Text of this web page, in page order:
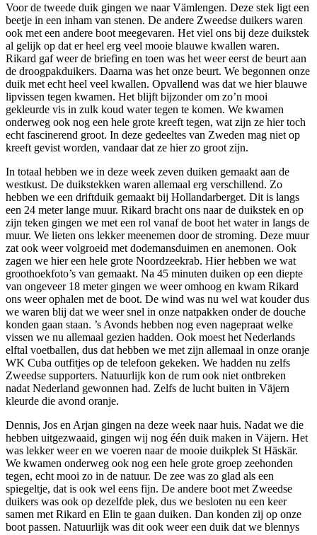
Voor de tweede duik gingen we naar Vämlengen. Deze stek ligt een
beetje in een inham van stenen. De andere Zweedse duikers waren
ook met een andere boot meegevaren. Het viel ons bij deze duikstek
al gelijk op dat er heel erg veel mooie blauwe kwallen waren.
Rikard gaf weer de briefing en toen was het weer eerst de beurt aan
de droogpakduikers. Daarna was het onze beurt. We begonnen onze
duik met echt heel veel kwallen. Opvallend was dat we hier blauwe
lipvissen tegen kwamen. Het blijft bijzonder om zo’n mooi
gekleurde vis in zulk koud water tegen te komen. We kwamen
onderweg ook nog een hele grote kreeft tegen, wat zijn ze hier toch
echt fascinerend groot. In deze gedeeltes van Zweden mag niet op
kreeft gevist worden, vandaar dat ze hier zo groot zijn.
In totaal hebben we in deze week zeven duiken gemaakt aan de
westkust. De duikstekken waren allemaal erg verschillend. Zo
hebben we een driftduik gemaakt bij Hollandarberget. Dit is langs
een 24 meter lange muur. Rikard bracht ons naar de duikstek en op
zijn teken gingen we met een rol vanaf de boot het water in langs de
muur. We lieten ons lekker meenemen door de stroming. Deze muur
zat ook weer volgroeid met dodemansduimen en anemonen. Ook
zagen we hier een hele grote Noordzeekrab. Hier hebben we wat
groothoekfoto’s van gemaakt. Na 45 minuten duiken op een diepte
van ongeveer 18 meter gingen we weer omhoog en kwam Rikard
ons weer ophalen met de boot. De wind was nu wel wat kouder dus
we waren blij dat we weer snel in onze natpakken onder de douche
konden gaan staan. ’s Avonds hebben nog even nagepraat welke
vissen we nu allemaal gezien hadden. Ook moest het Nederlands
elftal voetballen, dus dat hebben we met zijn allemaal in onze oranje
WK Cuba outfitjes op de telefoon gekeken. We hadden nu zelfs
Zweedse supporters. Natuurlijk kon de rum ook niet ontbreken
nadat Nederland gewonnen had. Zelfs de lucht buiten in Väjern
kleurde die avond oranje.
Dennis, Jos en Arjan gingen na deze week naar huis. Nadat we die
hebben uitgezwaaid, gingen wij nog één duik maken in Väjern. Het
was lekker weer en we voeren naar de mooie duikplek St Häskär.
We kwamen onderweg ook nog een hele grote groep zeehonden
tegen, echt mooi zo in de natuur. De zee was zo glad als een
spiegeltje, dat is ook wel eens fijn. De andere boot met Zweedse
duikers was ook op dezelfde plek, dus we besloten nu een keer
samen met Rikard en Elin te gaan duiken. Dan konden zij op onze
boot passen. Natuurlijk was dit ook weer een duik dat we blennys